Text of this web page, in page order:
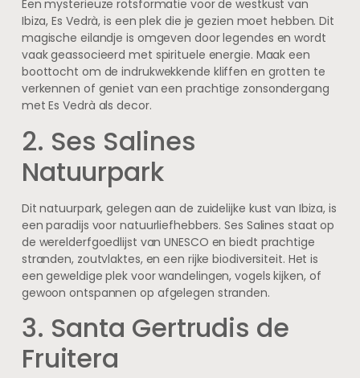
Een mysterieuze rotsformatie voor de westkust van
Ibiza, Es Vedrà, is een plek die je gezien moet hebben. Dit
magische eilandje is omgeven door legendes en wordt
vaak geassocieerd met spirituele energie. Maak een
boottocht om de indrukwekkende kliffen en grotten te
verkennen of geniet van een prachtige zonsondergang
met Es Vedrà als decor.
2. Ses Salines
Natuurpark
Dit natuurpark, gelegen aan de zuidelijke kust van Ibiza, is
een paradijs voor natuurliefhebbers. Ses Salines staat op
de werelderfgoedlijst van UNESCO en biedt prachtige
stranden, zoutvlaktes, en een rijke biodiversiteit. Het is
een geweldige plek voor wandelingen, vogels kijken, of
gewoon ontspannen op afgelegen stranden.
3. Santa Gertrudis de
Fruitera